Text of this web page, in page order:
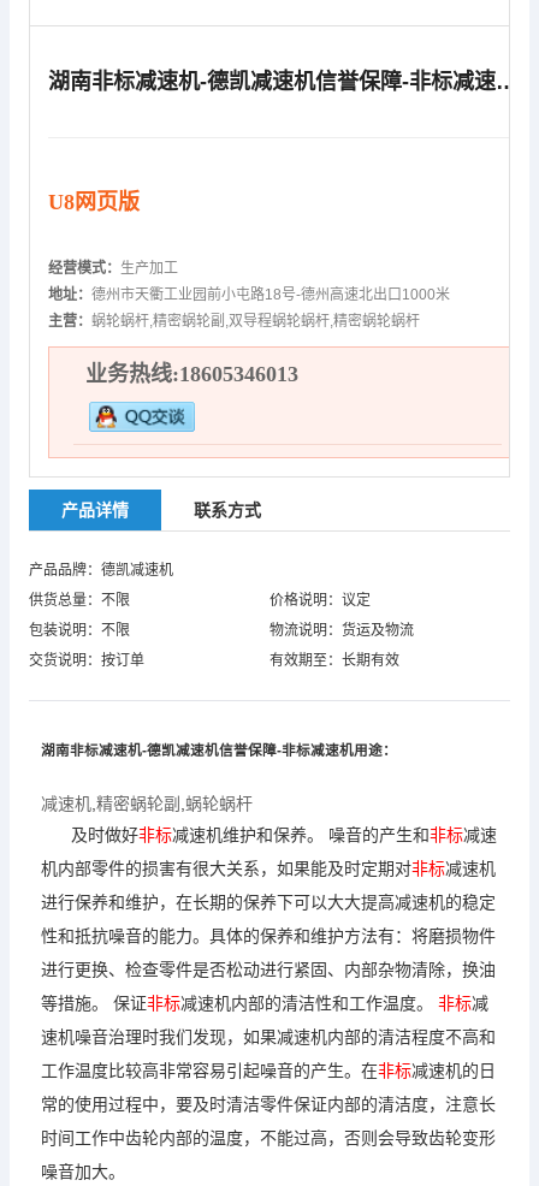
湖南非标减速机-德凯减速机信誉保障-非标减速机用途
U8网页版
经营模式： 生产加工
地址： 德州市天衢工业园前小屯路18号-德州高速北出口1000米
主营： 蜗轮蜗杆,精密蜗轮副,双导程蜗轮蜗杆,精密蜗轮蜗杆
业务热线:18605346013
产品详情 联系方式
产品品牌：德凯减速机
供货总量：不限
价格说明：议定
包装说明：不限
物流说明：货运及物流
交货说明：按订单
有效期至：长期有效
湖南非标减速机-德凯减速机信誉保障-非标减速机用途：
减速机 精密蜗轮副 蜗轮蜗杆
及时做好非标减速机维护和保养。 噪音的产生和非标减速
机内部零件的损害有很大关系，如果能及时定期对非标减速机
进行保养和维护，在长期的保养下可以大大提高减速机的稳定
性和抵抗噪音的能力。具体的保养和维护方法有：将磨损物件
进行更换、检查零件是否松动进行紧固、内部杂物清除，换油
等措施。 保证非标减速机内部的清洁性和工作温度。 非标减
速机噪音治理时我们发现，如果减速机内部的清洁程度不高和
工作温度比较高非常容易引起噪音的产生。在非标减速机的日
常的使用过程中，要及时清洁零件保证内部的清洁度，注意长
时间工作中齿轮内部的温度，不能过高，否则会导致齿轮变形
噪音加大。